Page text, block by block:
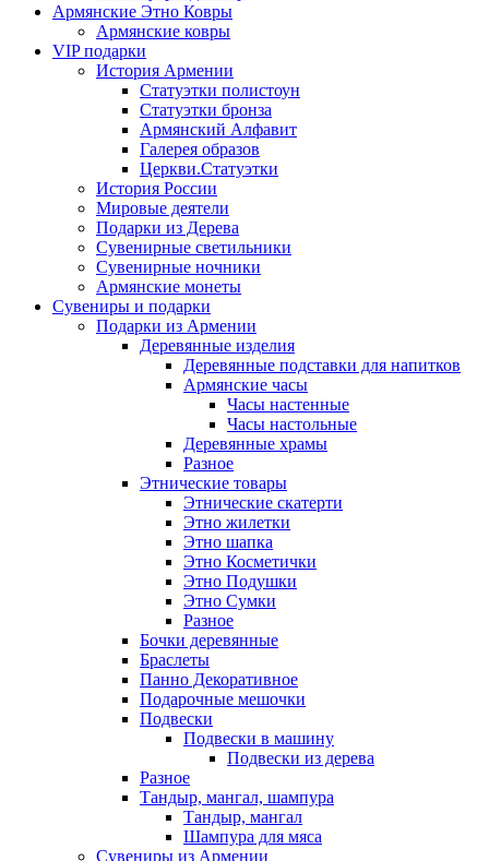
Армянские Этно Ковры
Армянские ковры
VIP подарки
История Армении
Статуэтки полистоун
Статуэтки бронза
Армянский Алфавит
Галерея образов
Церкви.Статуэтки
История России
Мировые деятели
Подарки из Дерева
Сувенирные светильники
Сувенирные ночники
Армянские монеты
Сувениры и подарки
Подарки из Армении
Деревянные изделия
Деревянные подставки для напитков
Армянские часы
Часы настенные
Часы настольные
Деревянные храмы
Разное
Этнические товары
Этнические скатерти
Этно жилетки
Этно шапка
Этно Косметички
Этно Подушки
Этно Сумки
Разное
Бочки деревянные
Браслеты
Панно Декоративное
Подарочные мешочки
Подвески
Подвески в машину
Подвески из дерева
Разное
Тандыр, мангал, шампура
Тандыр, мангал
Шампура для мяса
Сувениры из Армении